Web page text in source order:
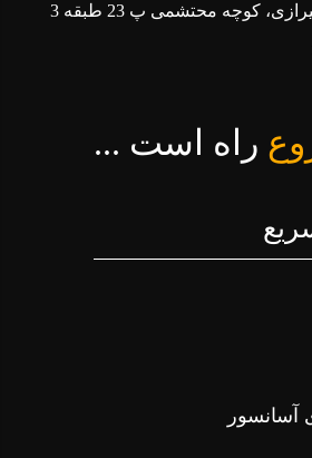
کوچه محتشمی پ 23 طبقه 3
راه است ...